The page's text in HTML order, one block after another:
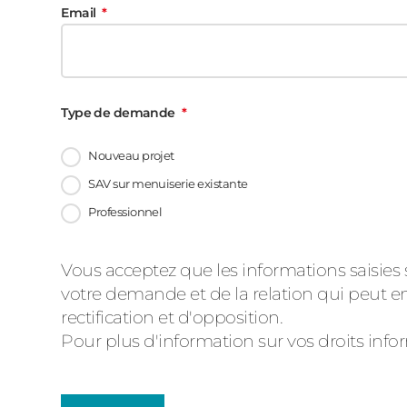
Email
Type de demande
Nouveau projet
SAV sur menuiserie existante
Professionnel
Message
d'état
Vous acceptez que les informations
votre demande et de la relation qui peut
rectification et d'opposition.
Pour plus d'information sur vos droits